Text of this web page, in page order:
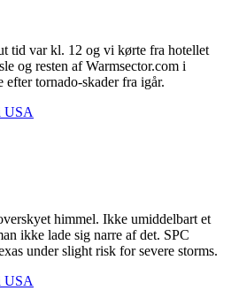
tid var kl. 12 og vi kørte fra hotellet
og resten af Warmsector.com i
tornado-skader fra igår.
USA
himmel. Ikke umiddelbart et
ikke lade sig narre af det. SPC
under slight risk for severe storms.
USA